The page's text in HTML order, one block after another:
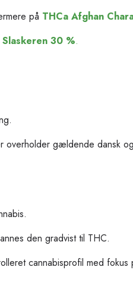
på THCa Afghan
Slaskeren 30 %.
overholder gældende dansk
den gradvist til THC.
cannabisprofil med fokus